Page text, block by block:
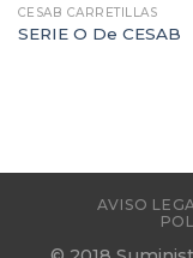
CESAB CARRETILLAS
SERIE O De CESAB
AVISO